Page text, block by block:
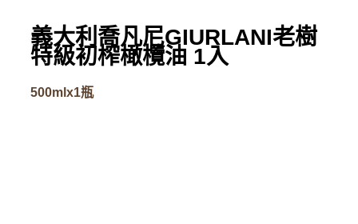
義大利喬凡尼GIURLANI老樹
特級初榨橄欖油 1入
500mlx1瓶